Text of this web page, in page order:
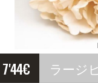
7'44€